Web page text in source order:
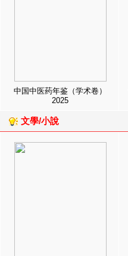
中国中医药年鉴（学术卷）
2025
文學/小說